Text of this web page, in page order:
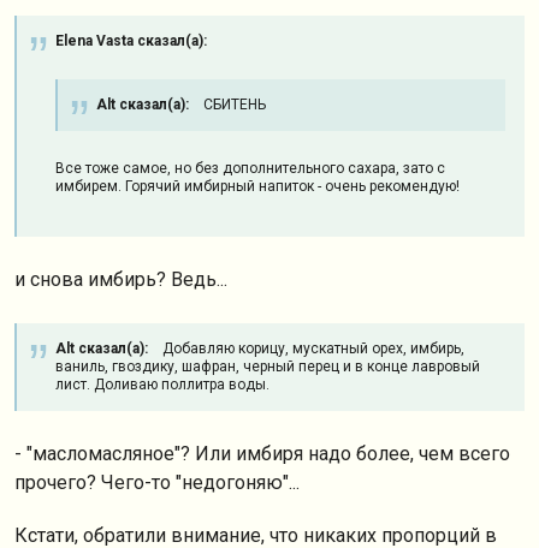
Elena Vasta сказал(а):
Alt сказал(а): СБИТЕНЬ
Все тоже самое, но без дополнительного сахара, зато с
имбирем. Горячий имбирный напиток - очень рекомендую!
и снова имбирь? Ведь...
Alt сказал(а): Добавляю корицу, мускатный орех, имбирь,
ваниль, гвоздику, шафран, черный перец и в конце лавровый
лист. Доливаю поллитра воды.
- "масломасляное"? Или имбиря надо более, чем всего
прочего? Чего-то "недогоняю"...
Кстати, обратили внимание, что никаких пропорций в